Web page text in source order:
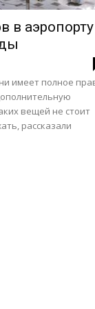
в аэропорту
имеет полное
вещей не стоит
рассказали